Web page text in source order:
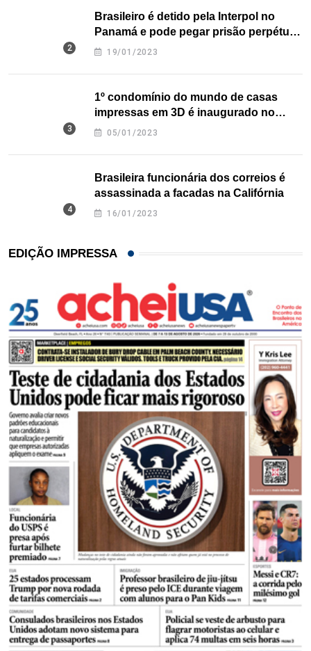
Brasileiro é detido pela Interpol no
Panamá e pode pegar prisão perpétua
nos EUA
19/01/2023
1º condomínio do mundo de casas
impressas em 3D é inaugurado no
Texas
05/01/2023
Brasileira funcionária dos correios é
assassinada a facadas na Califórnia
16/01/2023
EDIÇÃO IMPRESSA